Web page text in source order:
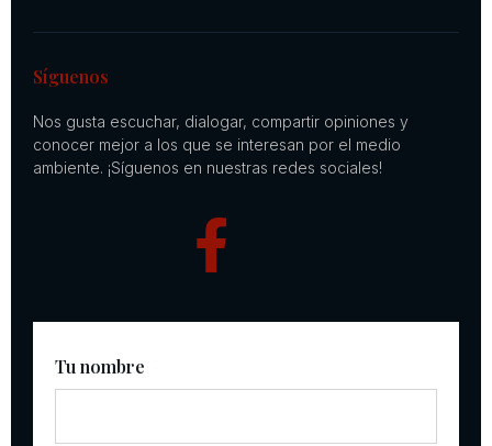
Síguenos
Nos gusta escuchar, dialogar, compartir opiniones y
conocer mejor a los que se interesan por el medio
ambiente. ¡Síguenos en nuestras redes sociales!
Tu nombre